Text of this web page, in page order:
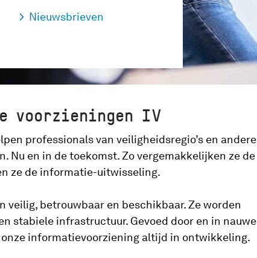
Nieuwsbrieven
voorzieningen IV
professionals van veiligheidsregio’s en andere
Nu en in de toekomst. Zo vergemakkelijken ze de
ze de informatie-uitwisseling.
veilig, betrouwbaar en beschikbaar. Ze worden
stabiele infrastructuur. Gevoed door en in nauwe
informatievoorziening altijd in ontwikkeling.